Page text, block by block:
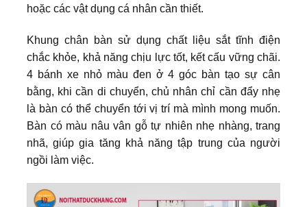
hoặc các vật dụng cá nhân cần thiết.
Khung chân bàn sử dụng chất liệu sắt tĩnh điện
chắc khỏe, khả năng chịu lực tốt, kết cấu vững chãi.
4 bánh xe nhỏ màu đen ở 4 góc bàn tạo sự cân
bằng, khi cần di chuyển, chủ nhân chỉ cần đẩy nhẹ
là bàn có thể chuyển tới vị trí mà mình mong muốn.
Bàn có màu nâu vân gỗ tự nhiên nhẹ nhàng, trang
nhã, giúp gia tăng khả năng tập trung của người
ngồi làm việc.